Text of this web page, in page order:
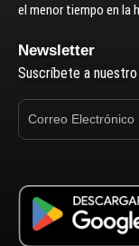
el menor tiempo en la
Newsletter
Suscríbete a